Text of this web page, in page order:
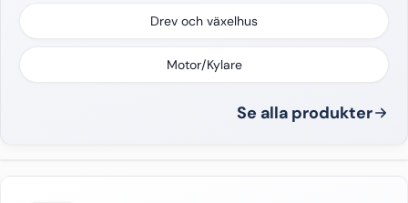
Drev och växelhus
Motor/Kylare
Se alla produkter